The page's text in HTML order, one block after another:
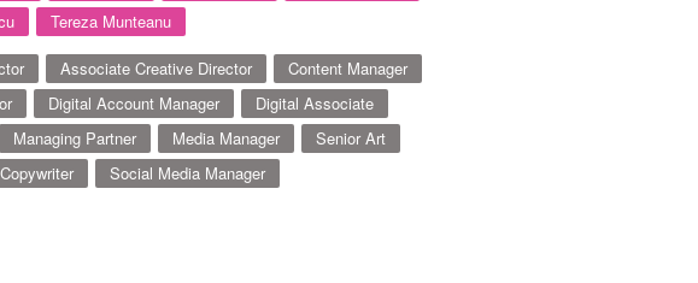
Tereza Munteanu
Associate Creative Director
Content Manager
Digital Account Manager
Digital Associate
Managing Partner Media Manager
Senior Art
Social Media Manager